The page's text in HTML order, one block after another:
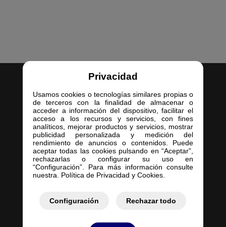
Privacidad
Usamos cookies o tecnologías similares propias o
de terceros con la finalidad de almacenar o
acceder a información del dispositivo, facilitar el
acceso a los recursos y servicios, con fines
analíticos, mejorar productos y servicios, mostrar
publicidad personalizada y medición del
rendimiento de anuncios o contenidos. Puede
aceptar todas las cookies pulsando en “Aceptar”,
rechazarlas o configurar su uso en
“Configuración”. Para más información consulte
nuestra. Política de Privacidad y Cookies.
Configuración Rechazar todo
Inicio
Empresa
Servicios
Contacto
Mis Pedidos